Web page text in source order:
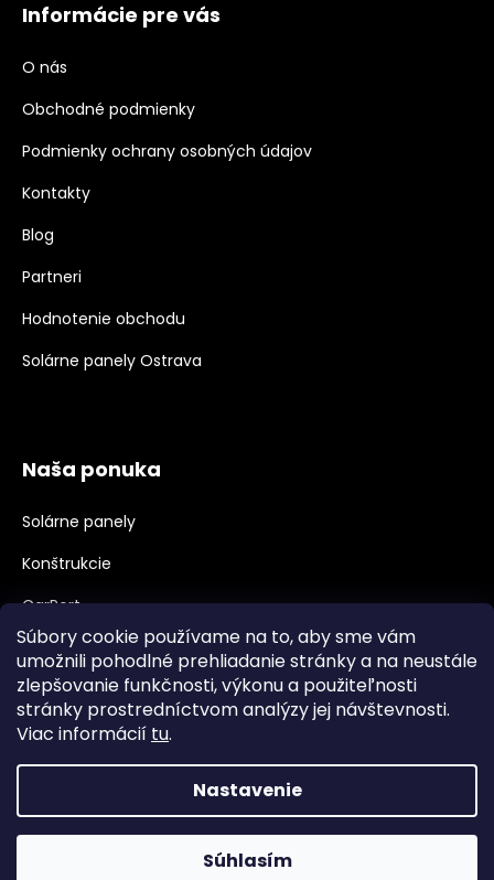
Súbory cookie používame na to, aby sme vám
umožnili pohodlné prehliadanie stránky a na neustále
zlepšovanie funkčnosti, výkonu a použiteľnosti
stránky prostredníctvom analýzy jej návštevnosti.
Viac informácií tu.
Nastavenie
Súhlasím
Informácie pre vás
O nás
Obchodné podmienky
Podmienky ochrany osobných údajov
Kontakty
Blog
Partneri
Hodnotenie obchodu
Solárne panely Ostrava
Naša ponuka
Solárne panely
Konštrukcie
CarPort
Meniče, Príslušenstvo
Velkoobchod, B2B
Veľkoobchodná spolupráca
Vytvoril Shoptet
najpanely.sk. Všetky práva vyhradené.